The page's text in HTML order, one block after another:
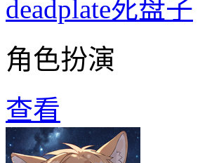
deadplate死盘子
角色扮演
查看